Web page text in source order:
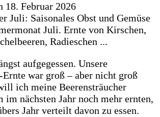
18. Februar 2026
aufgegessen. Unsere
Ernte war groß – aber nicht groß
ich meine Beerensträucher
im nächsten Jahr noch mehr ernten,
Jahr verteilt davon zu essen.